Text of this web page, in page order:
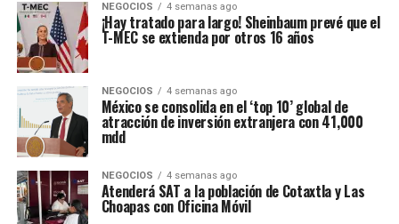
NEGOCIOS 4 semanas ago
¡Hay tratado para largo! Sheinbaum prevé que el
T-MEC se extienda por otros 16 años
NEGOCIOS 4 semanas ago
México se consolida en el ‘top 10’ global de
atracción de inversión extranjera con 41,000
mdd
NEGOCIOS 4 semanas ago
Atenderá SAT a la población de Cotaxtla y Las
Choapas con Oficina Móvil